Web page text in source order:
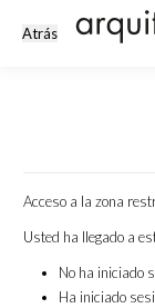
Acceso a la zona
Usted ha llegado a
No ha iniciado
Ha iniciado